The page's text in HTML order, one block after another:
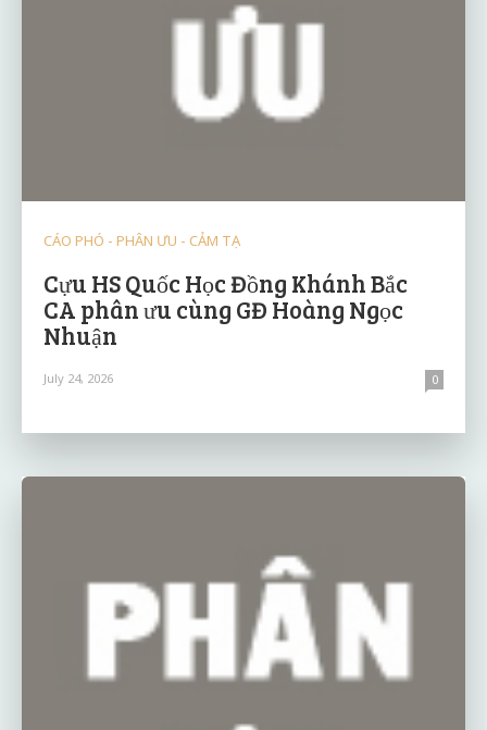
CÁO PHÓ - PHÂN ƯU - CẢM TẠ
Cựu HS Quốc Học Đồng Khánh Bắc
CA phân ưu cùng GĐ Hoàng Ngọc
Nhuận
July 24, 2026 0